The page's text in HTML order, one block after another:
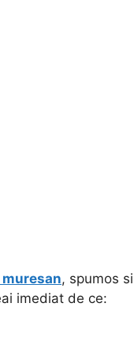
muresan, spumos
imediat de ce: